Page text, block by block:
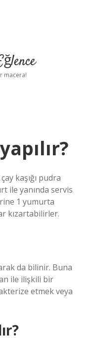
macera!
kaşığı pudra
ile yanında servis
1 yumurta
kızartabilirler.
da bilinir. Buna
ile ilişkili bir
etmek veya